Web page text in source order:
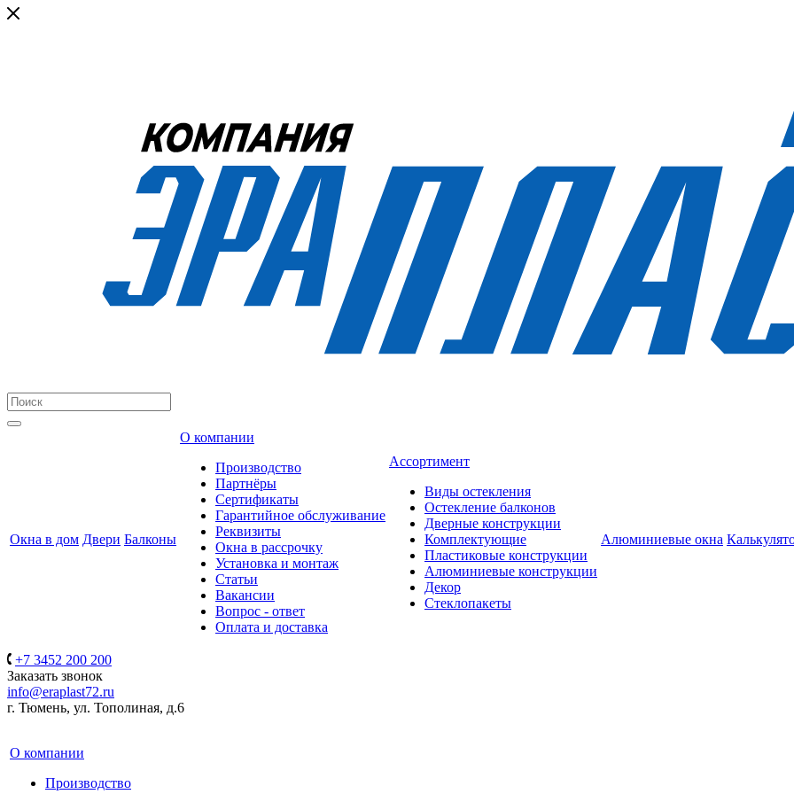
Окна в дом Двери Балконы
О компании
Производство
Партнёры
Сертификаты
Гарантийное обслуживание
Реквизиты
Окна в рассрочку
Установка и монтаж
Статьи
Вакансии
Вопрос - ответ
Оплата и доставка
Ассортимент
Виды остекления
Остекление балконов
Дверные конструкции
Комплектующие
Пластиковые конструкции
Алюминиевые конструкции
Декор
Стеклопакеты
Алюминиевые окна
+7 3452 200 200
Заказать звонок
info@eraplast72.ru
г. Тюмень, ул. Тополиная, д.6
О компании
Производство